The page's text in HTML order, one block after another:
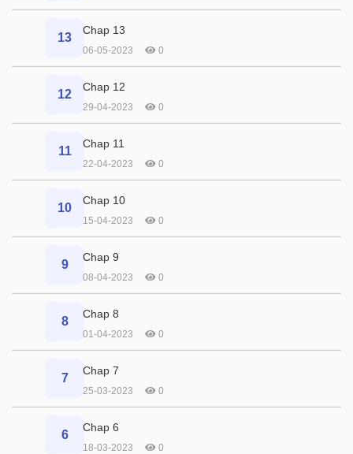
13
Chap 13
06-05-2023 0
12
Chap 12
29-04-2023 0
11
Chap 11
22-04-2023 0
10
Chap 10
15-04-2023 0
9
Chap 9
08-04-2023 0
8
Chap 8
01-04-2023 0
7
Chap 7
25-03-2023 0
6
Chap 6
18-03-2023 0